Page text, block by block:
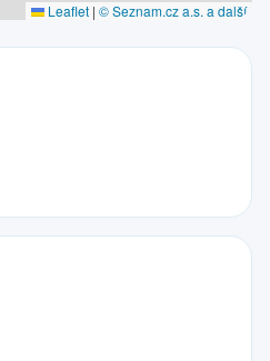
Leaflet | © Seznam.cz a.s. a další